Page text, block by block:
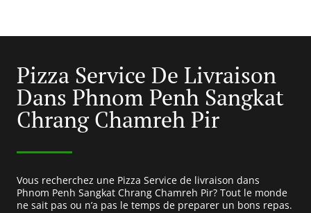
Pizza Service De Livraison
Dans Phnom Penh Sangkat
Chrang Chamreh Pir
Vous recherchez une Pizza Service de livraison dans
Phnom Penh Sangkat Chrang Chamreh Pir? Tout le monde
ne sait pas ou n’a pas le temps de preparer un bons repas.